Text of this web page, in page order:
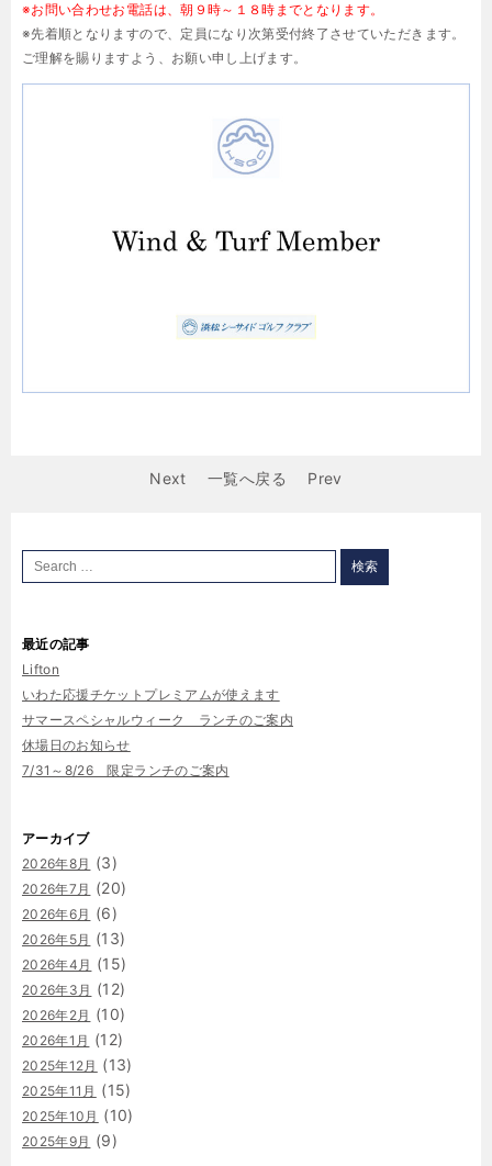
※お問い合わせお電話は、朝９時～１８時までとなります。
※先着順となりますので、定員になり次第受付終了させていただきます。
ご理解を賜りますよう、お願い申し上げます。
Next 一覧へ戻る Prev
最近の記事
Lifton
いわた応援チケットプレミアムが使えます
サマースペシャルウィーク ランチのご案内
休場日のお知らせ
7/31～8/26 限定ランチのご案内
アーカイブ
2026年8月 (3)
2026年7月 (20)
2026年6月 (6)
2026年5月 (13)
2026年4月 (15)
2026年3月 (12)
2026年2月 (10)
2026年1月 (12)
2025年12月 (13)
2025年11月 (15)
2025年10月 (10)
2025年9月 (9)